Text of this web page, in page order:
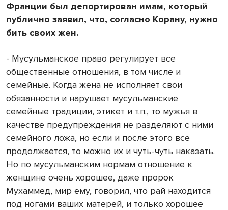
Франции был депортирован имам, который
публично заявил, что, согласно Корану, нужно
бить своих жен.
- Мусульманское право регулирует все
общественные отношения, в том числе и
семейные. Когда жена не исполняет свои
обязанности и нарушает мусульманские
семейные традиции, этикет и т.п., то мужья в
качестве предупреждения не разделяют с ними
семейного ложа, но если и после этого все
продолжается, то можно их и чуть-чуть наказать.
Но по мусульманским нормам отношение к
женщине очень хорошее, даже пророк
Мухаммед, мир ему, говорил, что рай находится
под ногами ваших матерей, и только хорошее